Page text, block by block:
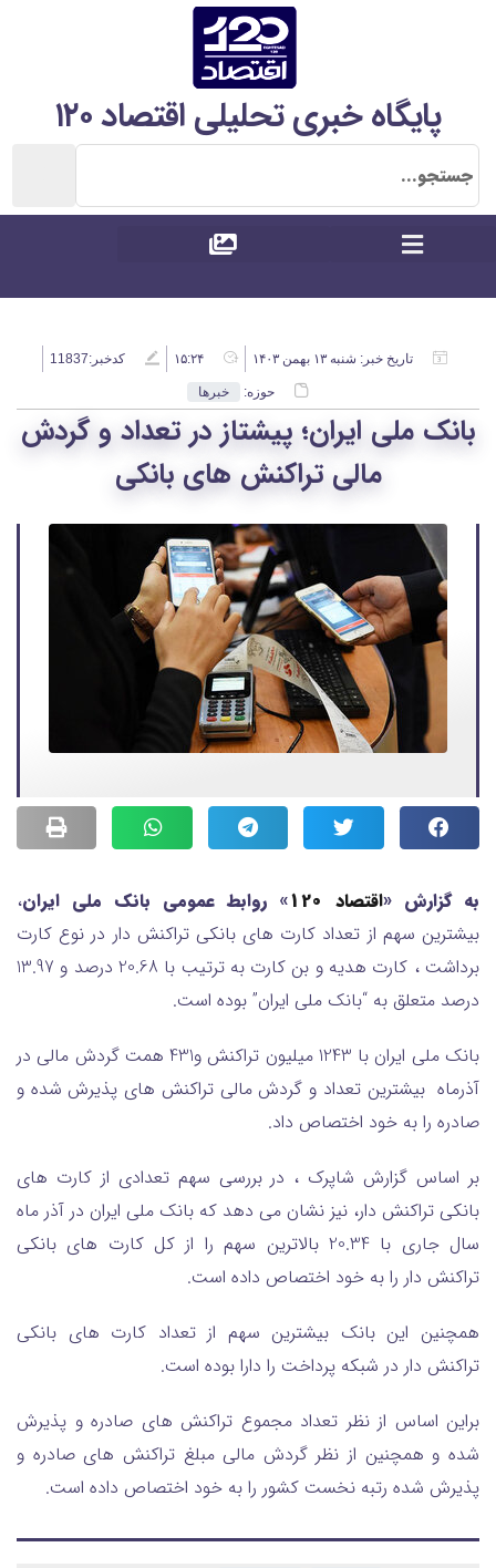
پایگاه خبری تحلیلی اقتصاد ۱۲۰
تاریخ خبر: شنبه ۱۳ بهمن ۱۴۰۳ ۱۵:۲۴ کدخبر:11837
حوزه: خبرها
بانک ملی ایران؛ پیشتاز در تعداد و گردش
مالی تراکنش های بانکی
به گزارش «اقتصاد 120 » روابط عمومی بانک ملی ایران،
بیشترین سهم از تعداد کارت های بانکی تراکنش دار در نوع کارت
برداشت ، کارت هدیه و بن کارت به ترتیب با 20.68 درصد و 13.97
درصد متعلق به “بانک ملی ایران” بوده است.
بانک ملی ایران با 1243 میلیون تراکنش و431 همت گردش مالی در
آذرماه بیشترین تعداد و گردش مالی تراکنش های پذیرش شده و
صادره را به خود اختصاص داد.
بر اساس گزارش شاپرک ، در بررسی سهم تعدادی از کارت های
بانکی تراکنش دار، نیز نشان می دهد که بانک ملی ایران در آذر ماه
سال جاری با 20.34 بالاترین سهم را از کل کارت های بانکی
تراکنش دار را به خود اختصاص داده است.
همچنین این بانک بیشترین سهم از تعداد کارت های بانکی
تراکنش دار در شبکه پرداخت را دارا بوده است.
براین اساس از نظر تعداد مجموع تراکنش های صادره و پذیرش
شده و همچنین از نظر گردش مالی مبلغ تراکنش های صادره و
پذیرش شده رتبه نخست کشور را به خود اختصاص داده است.